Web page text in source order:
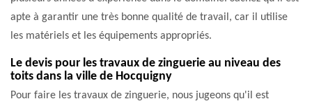
apte à garantir une très bonne qualité de travail, car il utilise
les matériels et les équipements appropriés.
Le devis pour les travaux de zinguerie au niveau des
toits dans la ville de Hocquigny
Pour faire les travaux de zinguerie, nous jugeons qu'il est